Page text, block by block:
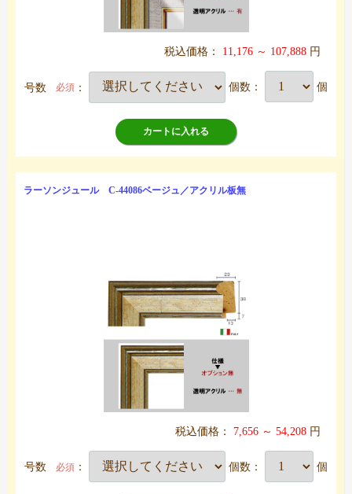
税込価格： 11,176 ～ 107,888 円
号数 必須 ： 個数： 個
カートに入れる
ラーソンジュール C-44086ベージュ／アクリル板無
税込価格： 7,656 ～ 54,208 円
号数 必須 ： 個数： 個